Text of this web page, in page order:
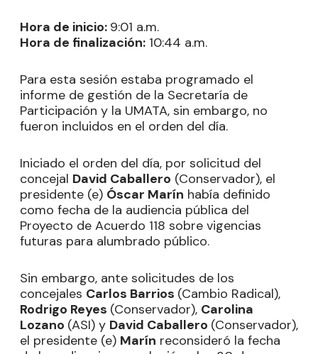
Hora de inicio: 9:01 a.m.
Hora de finalización: 10:44 a.m.
Para esta sesión estaba programado el
informe de gestión de la Secretaría de
Participación y la UMATA, sin embargo, no
fueron incluidos en el orden del día.
Iniciado el orden del día, por solicitud del
concejal David Caballero (Conservador), el
presidente (e) Óscar Marín había definido
como fecha de la audiencia pública del
Proyecto de Acuerdo 118 sobre vigencias
futuras para alumbrado público.
Sin embargo, ante solicitudes de los
concejales Carlos Barrios (Cambio Radical),
Rodrigo Reyes (Conservador), Carolina
Lozano (ASI) y David Caballero (Conservador),
el presidente (e) Marín reconsideró la fecha